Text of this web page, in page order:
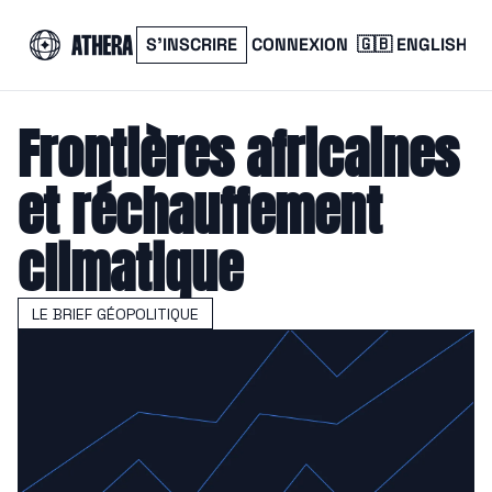
S’INSCRIRE CONNEXION 🇬🇧 ENGLISH
Frontières africaines
et réchauffement
climatique
LE BRIEF GÉOPOLITIQUE